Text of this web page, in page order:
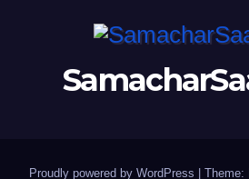
Proudly powered by WordPress | Theme: